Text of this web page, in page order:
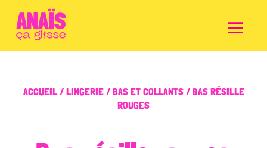
ACCUEIL/LINGERIE/BAS ET COLLANTS/ BAS RÉSILLE
ROUGES